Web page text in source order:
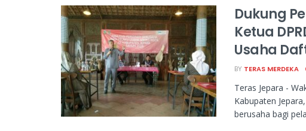
Dukung
Ketua
Usaha
BY TERAS MERDEKA
Teras Jepara -
Kabupaten
berusaha bagi